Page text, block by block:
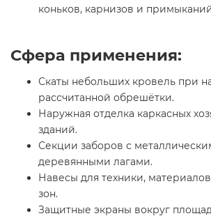
коньков, карнизов и
Сфера применения:
Скаты небольших кровель при
рассчитанной обрешётки.
Наружная отделка каркасных
зданий.
Секции заборов с
деревянными лагами.
Навесы для техники,
зон.
Защитные экраны вокруг